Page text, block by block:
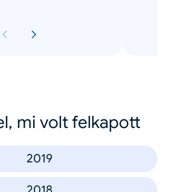
mi volt felkapott
2019